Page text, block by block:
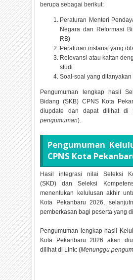
berupa sebagai berikut:
Peraturan Menteri
Negara dan Reformasi
RB)
Peraturan instansi yang
Relevansi atau kaitan
studi
Soal-soal yang ditanyakan
Pengumuman lengkap hasil
Bidang (SKB) CPNS Kota
diupdate dan dapat dilihat di
pengumuman).
Pengumuman
CPNS Kota
Hasil integrasi nilai Seleksi
(SKD) dan Seleksi
menentukan kelulusan akhir
Kota Pekanbaru2026,
pemberkasan bagi peserta yang
Pengumuman lengkap hasil
Kota Pekanbaru2026 akan
dilihat di Link: (Menunggu